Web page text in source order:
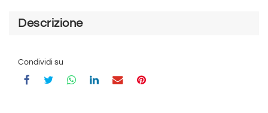
Descrizione
Condividi su